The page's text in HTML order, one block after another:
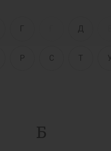
Г Д
Р С Т
Б